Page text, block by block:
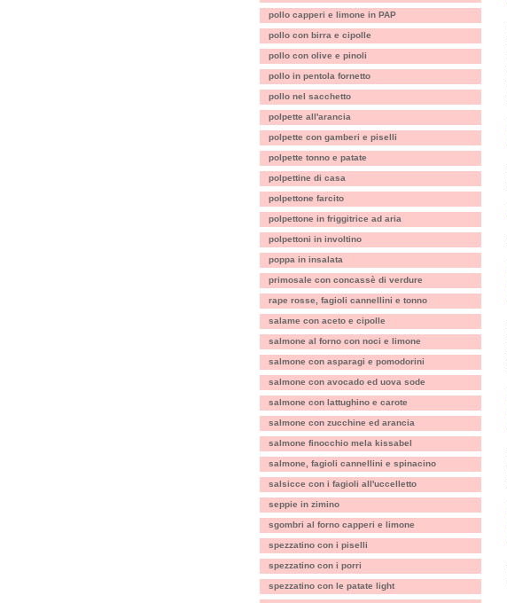
pollo capperi e limone in PAP
pollo con birra e cipolle
pollo con olive e pinoli
pollo in pentola fornetto
pollo nel sacchetto
polpette all'arancia
polpette con gamberi e piselli
polpette tonno e patate
polpettine di casa
polpettone farcito
polpettone in friggitrice ad aria
polpettoni in involtino
poppa in insalata
primosale con concassè di verdure
rape rosse, fagioli cannellini e tonno
salame con aceto e cipolle
salmone al forno con noci e limone
salmone con asparagi e pomodorini
salmone con avocado ed uova sode
salmone con lattughino e carote
salmone con zucchine ed arancia
salmone finocchio mela kissabel
salmone, fagioli cannellini e spinacino
salsicce con i fagioli all'uccelletto
seppie in zimino
sgombri al forno capperi e limone
spezzatino con i piselli
spezzatino con i porri
spezzatino con le patate light